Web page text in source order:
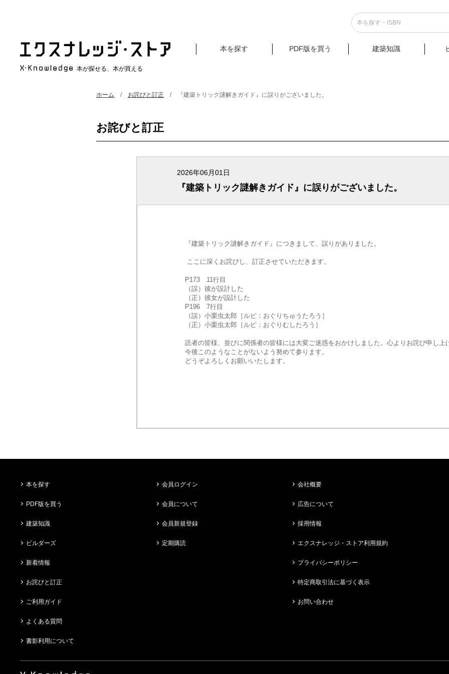
本が探せる、本が買える
本を探す PDF版を買う 建築知識
ホーム お詫びと訂正 『建築トリック謎解きガイド』に誤りがございました。
お詫びと訂正
2026年06月01日
『建築トリック謎解きガイド』に誤りがございました。
『建築トリック謎解きガイド』につきまして、誤りがありました。
ここに深くお詫びし、訂正させていただきます。
P173　11行目
（誤）彼が設計した
（正）彼女が設計した
P196　7行目
（誤）小栗虫太郎［ルビ：おぐりちゅうたろう］
（正）小栗虫太郎［ルビ：おぐりむしたろう］
読者の皆様、並びに関係者の皆様には大変ご迷惑をおかけしました。心よりお詫び申し上
今後このようなことがないよう努めて参ります。
どうぞよろしくお願いいたします。
本を探す
PDF版を買う
建築知識
ビルダーズ
新着情報
お詫びと訂正
ご利用ガイド
よくある質問
書影利用について
会員ログイン
会員について
会員新規登録
定期購読
会社概要
広告について
採用情報
エクスナレッジ・ストア利用規約
プライバシーポリシー
特定商取引法に基づく表示
お問い合わせ